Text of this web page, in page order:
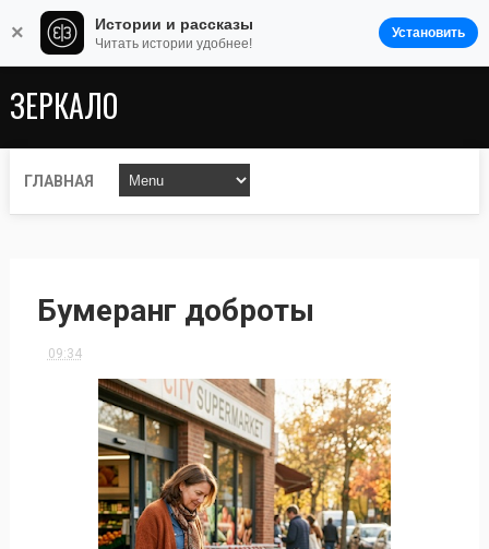
ЗЕРКАЛО
ГЛАВНАЯ
Бумеранг доброты
09:34
× Истории и рассказы
Читать истории удобнее!
Установить